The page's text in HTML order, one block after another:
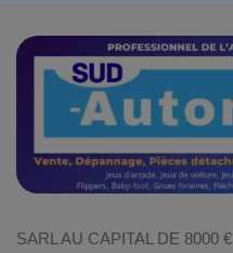
SARL AU CAPITAL DE 8000 €